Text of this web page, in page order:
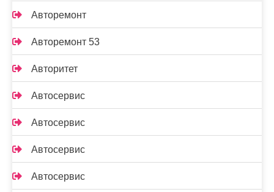
Авторемонт
Авторемонт 53
Авторитет
Автосервис
Автосервис
Автосервис
Автосервис